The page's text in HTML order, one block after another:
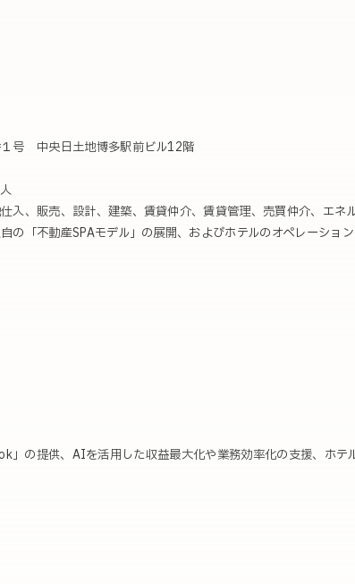
号 中央日土地博多駅前ビル12階
入、販売、設計、建築、賃貸仲介、賃貸管理、売買仲介、エネ
の「不動産SPAモデル」の展開、およびホテルのオペレーション
」の提供、AIを活用した収益最大化や業務効率化の支援、ホテ